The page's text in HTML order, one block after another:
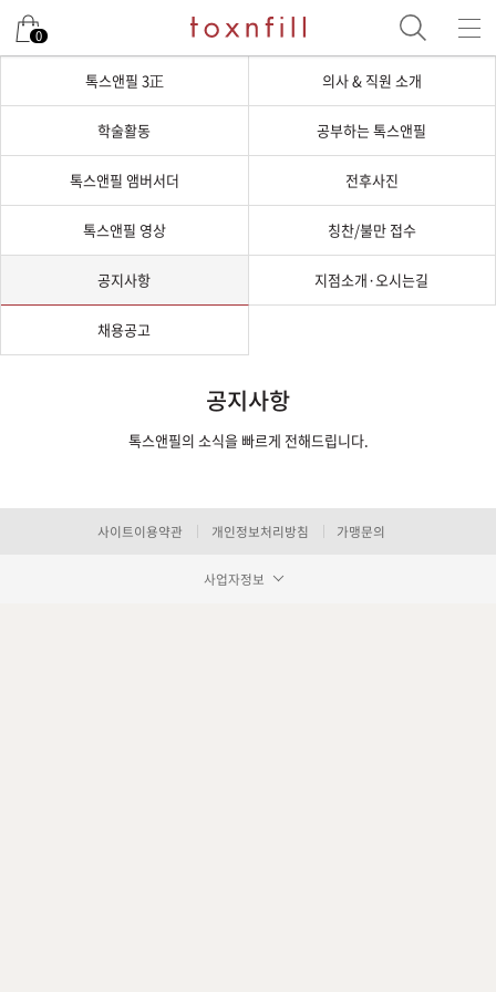
0
톡스앤필 3正 의사 & 직원 소개
학술활동 공부하는 톡스앤필
톡스앤필 앰버서더 전후사진
톡스앤필 영상 칭찬/불만 접수
공지사항 지점소개·오시는길
채용공고
공지사항
톡스앤필의 소식을 빠르게 전해드립니다.
사이트이용약관 개인정보처리방침 가맹문의
사업자정보